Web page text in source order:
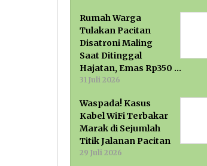
Rumah Warga
Tulakan Pacitan
Disatroni Maling
Saat Ditinggal
Hajatan, Emas Rp350 …
31 Juli 2026
Waspada! Kasus
Kabel WiFi Terbakar
Marak di Sejumlah
Titik Jalanan Pacitan
29 Juli 2026